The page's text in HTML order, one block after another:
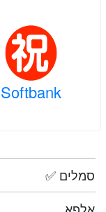
Softbank
✅ סמלים